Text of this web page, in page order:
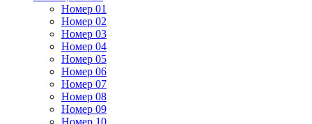
Номер 01
Номер 02
Номер 03
Номер 04
Номер 05
Номер 06
Номер 07
Номер 08
Номер 09
Номер 10